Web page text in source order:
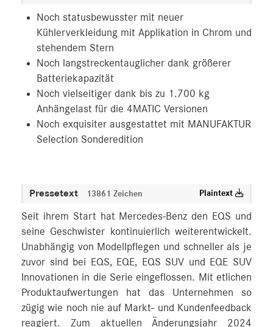
Noch statusbewusster mit neuer
Kühlerverkleidung mit Applikation in Chrom und
stehendem Stern
Noch langstreckentauglicher dank größerer
Batteriekapazität
Noch vielseitiger dank bis zu 1.700 kg
Anhängelast für die 4MATIC Versionen
Noch exquisiter ausgestattet mit MANUFAKTUR
Selection Sonderedition
Pressetext 13861 Zeichen Plaintext
Seit ihrem Start hat Mercedes‑Benz den EQS und
seine Geschwister kontinuierlich weiterentwickelt.
Unabhängig von Modellpflegen und schneller als je
zuvor sind bei EQS, EQE, EQS SUV und EQE SUV
Innovationen in die Serie eingeflossen. Mit etlichen
Produktaufwertungen hat das Unternehmen so
zügig wie noch nie auf Markt- und Kundenfeedback
reagiert. Zum aktuellen Änderungsjahr 2024